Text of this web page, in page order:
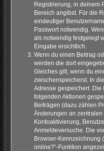
Registrierung, in deinem
Bereich angibst. Für die
eindeutiger
Passwort notwendig.
als notwendig festgelegt
Eingabe ersichtlich.
Wenn du einen Beitrag
werden die dort
Gleiches gilt, wenn du
zwischenspeicherst. In
Adresse gespeichert. Die
folgenden Aktionen
Beiträgen (dazu zählen
Änderungen an zentralen
Kontoaktivierung,
Anmeldeversuche. Die
Browser-Kennzeichnung
online?“-Funktion